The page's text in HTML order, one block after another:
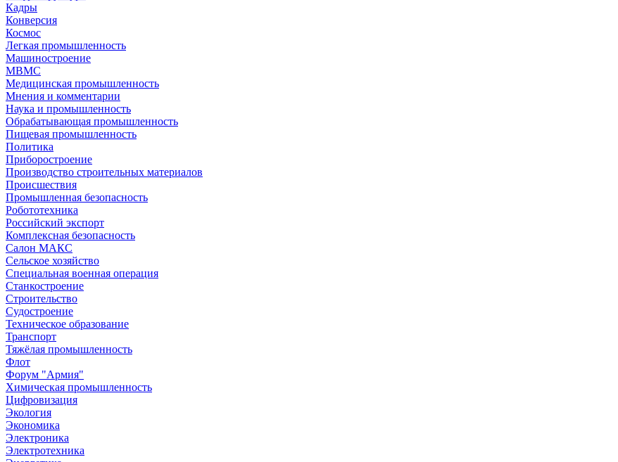
Кадры
Конверсия
Космос
Легкая промышленность
Машиностроение
МВМС
Медицинская промышленность
Мнения и комментарии
Наука и промышленность
Обрабатывающая промышленность
Пищевая промышленность
Политика
Приборостроение
Производство строительных материалов
Происшествия
Промышленная безопасность
Робототехника
Российский экспорт
Комплексная безопасность
Салон МАКС
Сельское хозяйство
Специальная военная операция
Станкостроение
Строительство
Судостроение
Техническое образование
Транспорт
Тяжёлая промышленность
Флот
Форум "Армия"
Химическая промышленность
Цифровизация
Экология
Экономика
Электроника
Электротехника